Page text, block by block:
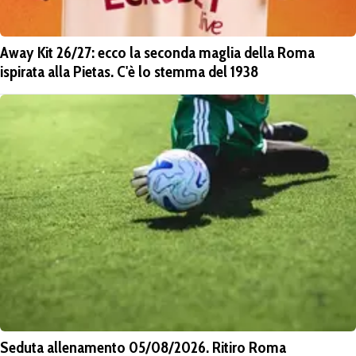
Away Kit 26/27: ecco la seconda maglia della Roma
ispirata alla Pietas. C'è lo stemma del 1938
Seduta allenamento 05/08/2026. Ritiro Roma